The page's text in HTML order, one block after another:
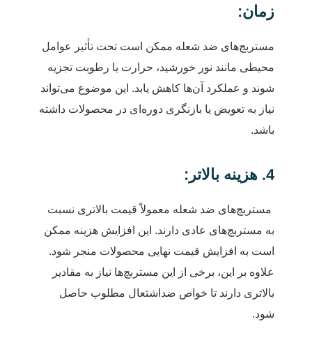
زمان:
مستربچ‌های ضد شعله ممکن است تحت تأثیر عوامل
محیطی مانند نور خورشید، حرارت یا رطوبت تجزیه
شوند و عملکرد آن‌ها کاهش یابد. این موضوع می‌تواند
نیاز به تعویض یا بازنگری دوره‌ای در محصولات داشته
باشد.
4. هزینه بالاتر:
مستربچ‌های ضد شعله معمولاً قیمت بالاتری نسبت
به مستربچ‌های عادی دارند. این افزایش هزینه ممکن
است به افزایش قیمت نهایی محصولات منجر شود.
علاوه بر این، برخی از این مستربچ‌ها نیاز به مقادیر
بالاتری دارند تا خواص ضداشتعال مطلوب حاصل
شود.